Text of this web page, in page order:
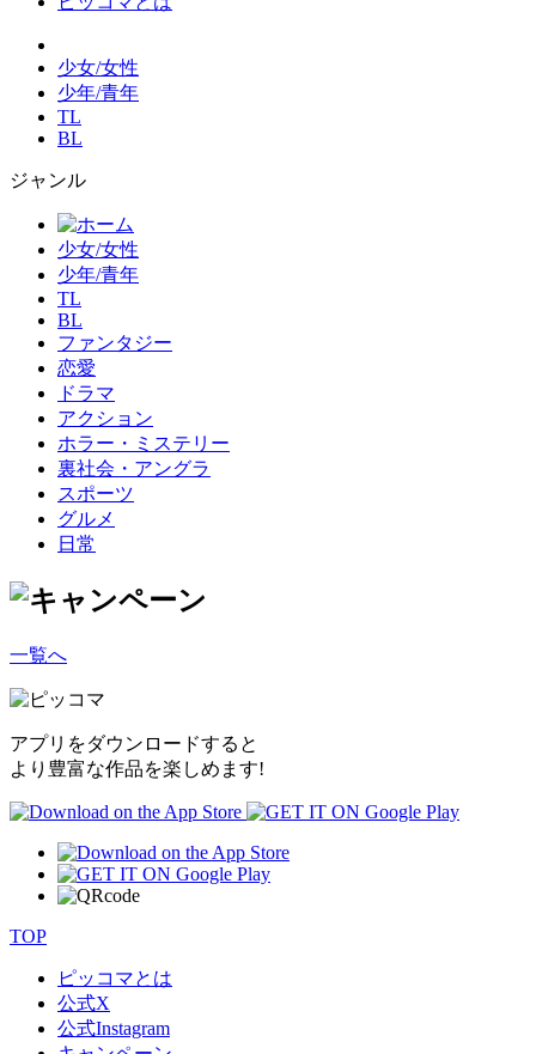
少女/女性
少年/青年
TL
BL
ジャンル
少女/女性
少年/青年
TL
BL
ファンタジー
恋愛
ドラマ
アクション
ホラー・ミステリー
裏社会・アングラ
スポーツ
グルメ
日常
一覧へ
アプリをダウンロードすると
より豊富な作品を楽しめます!
TOP
ピッコマとは
公式X
公式Instagram